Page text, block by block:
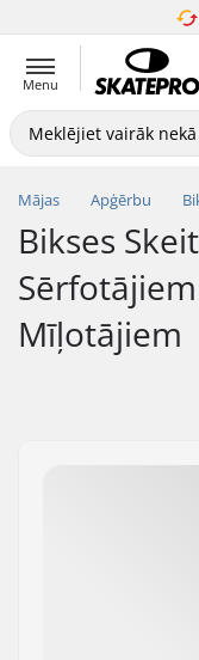
Menu
Mājas Apģērbu
Bikses
Mīļotājiem